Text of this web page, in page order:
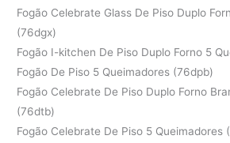
Fogão Celebrate Glass De Piso Duplo
(76dgx)
Fogão I-kitchen De Piso Duplo Forno 5
Fogão De Piso 5 Queimadores (76dpb)
Fogão Celebrate De Piso Duplo Forno
(76dtb)
Fogão Celebrate De Piso 5 Queimadores